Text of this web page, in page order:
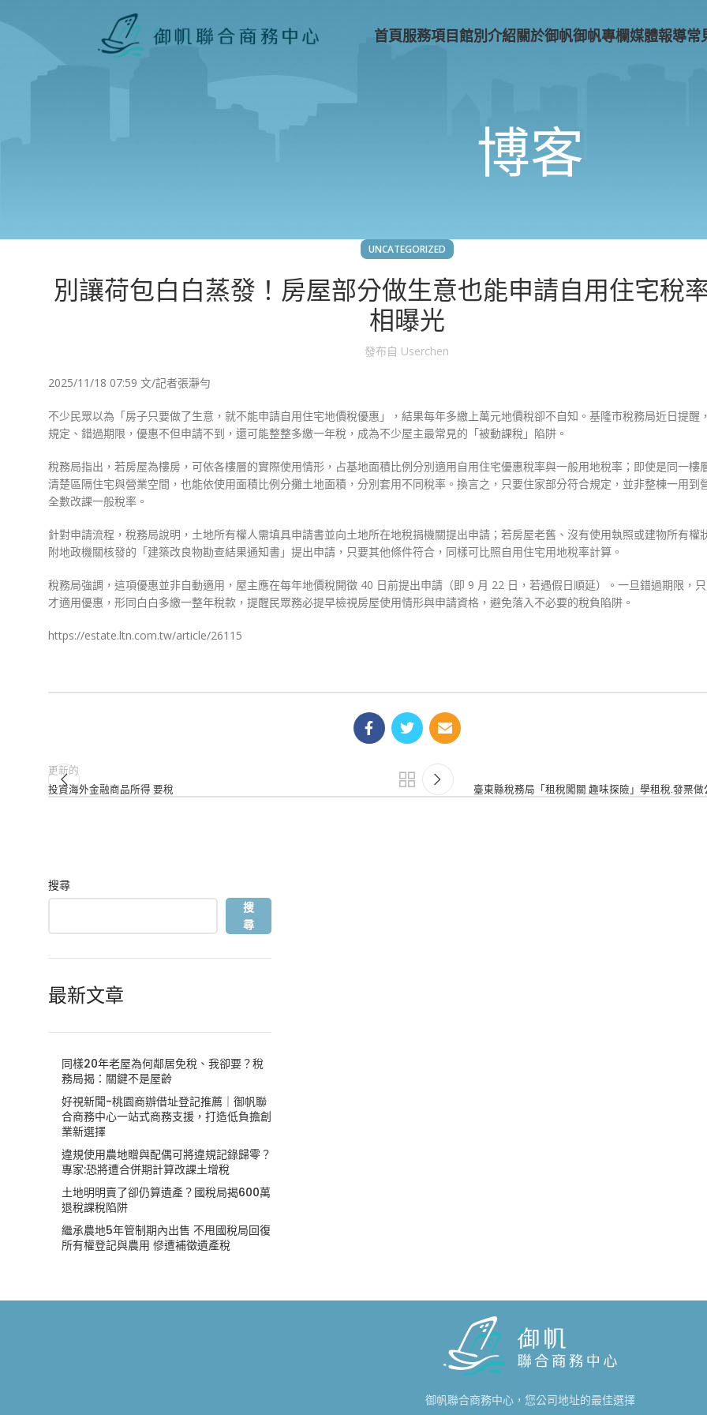
首頁服務項目館別介紹關於御帆御帆專欄媒體報導常
博客
UNCATEGORIZED
別讓荷包白白蒸發！房屋部分做生意也能申請自用住宅稅
相曝光
發布自 Userchen
2025/11/18 07:59 文/記者張瀞勻
不少民眾以為「房子只要做了生意，就不能申請自用住宅地價稅優惠」，結果每年多繳上萬元地價稅卻不自知。基隆市稅務局近日提醒
規定、錯過期限，優惠不但申請不到，還可能整整多繳一年稅，成為不少屋主最常見的「被動課稅」陷阱。
稅務局指出，若房屋為樓房，可依各樓層的實際使用情形，占基地面積比例分別適用自用住宅優惠稅率與一般用地稅率；即使是同一樓
清楚區隔住宅與營業空間，也能依使用面積比例分攤土地面積，分別套用不同稅率。換言之，只要住家部分符合規定，並非整棟一用到
全數改課一般稅率。
針對申請流程，稅務局說明，土地所有權人需填具申請書並向土地所在地稅捐機關提出申請；若房屋老舊、沒有使用執照或建物所有權
附地政機關核發的「建築改良物勘查結果通知書」提出申請，只要其他條件符合，同樣可比照自用住宅用地稅率計算。
稅務局強調，這項優惠並非自動適用，屋主應在每年地價稅開徵 40 日前提出申請（即 9 月 22 日，若遇假日順延）。一旦錯過期限，
才適用優惠，形同白白多繳一整年稅款，提醒民眾務必提早檢視房屋使用情形與申請資格，避免落入不必要的稅負陷阱。
https://estate.ltn.com.tw/article/26115
更新的
投資海外金融商品所得 要稅
臺東縣稅務局「租稅闖關 趣味探險」學租稅.發票做
搜尋
搜
尋
最新文章
同樣20年老屋為何鄰居免稅、我卻要？稅
務局揭：關鍵不是屋齡
好視新聞-桃園商辦借址登記推薦｜御帆聯
合商務中心一站式商務支援，打造低負擔創
業新選擇
違規使用農地贈與配偶可將違規記錄歸零？
專家:恐將遭合併期計算改課土增稅
土地明明賣了卻仍算遺產？國稅局揭600萬
退稅課稅陷阱
繼承農地5年管制期內出售 不甩國稅局回復
所有權登記與農用 慘遭補徵遺產稅
御帆聯合商務中心，您公司地址的最佳選擇